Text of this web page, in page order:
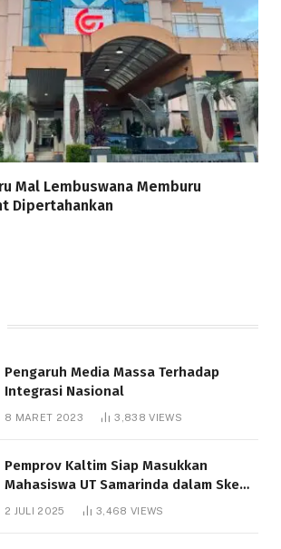
Mal Lembuswana Memburu
Dipertahankan
Pengaruh Media Massa Terhadap
Integrasi Nasional
8 MARET 2023 3,838VIEWS
Pemprov Kaltim Siap Masukkan
Mahasiswa UT Samarinda dalam Skema
Bantuan Pendidikan Gratispol
2 JULI 2025 3,468 VIEWS